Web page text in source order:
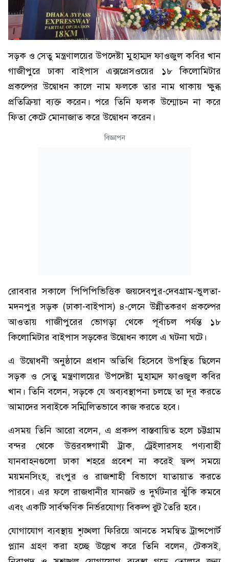
সড়ক ও সেতু মন্ত্রণালয়ের উপদেষ্টা মুহাম্মদ ফাওজুল কবির খান
গাজীপুরে ঢাকা বাইপাস এক্সপ্রেসওয়ের ১৮ কিলোমিটার
প্রকল্পের উদ্বোধন কালে নাম ফলকে তার নাম থাকায় ক্ষুব্ধ
প্রতিক্রিয়া ব্যক্ত করেন। পরে তিনি ফলক উন্মোচন না করে
ফিতা কেটে মোনাজাত করে উদ্বোধন করেন।
বিজ্ঞাপন
রোববার সকালে পিপিপিভিত্তিক জয়দেবপুর-দেবগ্রাম-ভুলতা-
মদনপুর সড়ক (ঢাকা-বাইপাস) ৪-লেনে উন্নীতকরণ প্রকল্পের
আওতায় গাজীপুরের ভোগড়া থেকে পূর্বাচল পর্যন্ত ১৮
কিলোমিটার বাইপাস সড়কের উদ্বোধন কালে এ ঘটনা ঘটে।
এ উদ্বোধনী অনুষ্ঠানে প্রধান অতিথি হিসেবে উপস্থিত ছিলেন
সড়ক ও সেতু মন্ত্রণালয়ের উপদেষ্টা মুহাম্মদ ফাওজুল কবির
খান। তিনি বলেন, সড়কে যে অব্যবস্থাপনা চলছে তা দূর করতে
আমাদের সবাইকে সম্মিলিতভাবে কাজ করতে হবে।
এসময় তিনি আরো বলেন, এ প্রকল্প বাস্তবায়িত হলে চট্টগ্রাম
বন্দর থেকে উত্তরবঙ্গগামী ট্রাক, ট্রেইলারসহ পণ্যবাহী
যানবাহনগুলো ঢাকা শহরে প্রবেশ না করেই স্বল্প সময়ে
ময়মনসিংহ, রংপুর ও রাজশাহী বিভাগে যাতায়াত করতে
পারবে। এর ফলে রাজধানীর যানজট ও দুর্ঘটনার ঝুঁকি কমবে
এবং একটি সার্বক্ষণিক নির্ভরযোগ্য বিকল্প রুট তৈরি হবে।
যোগাযোগ ব্যবস্থায় শৃঙ্খলা ফিরিয়ে আনতে সমন্বিত ট্রান্সপোর্ট
প্ল্যান গ্রহণ করা হচ্ছে উল্লেখ করে তিনি বলেন, টেকসই,